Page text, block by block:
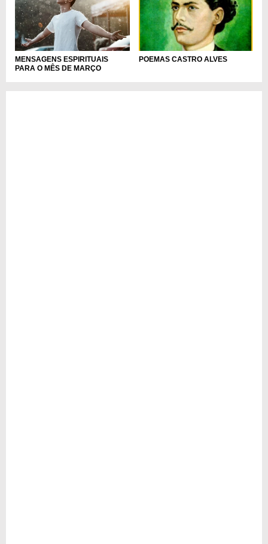
MENSAGENS ESPIRITUAIS
PARA O MÊS DE MARÇO
POEMAS CASTRO ALVES